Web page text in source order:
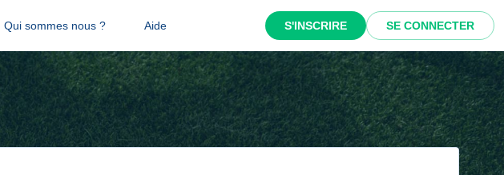
Qui sommes nous ? Aide S'INSCRIRE SE CONNECTER